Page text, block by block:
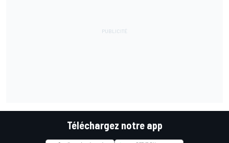
Téléchargez notre app